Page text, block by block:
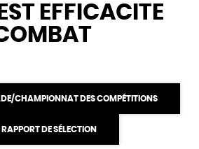
EFFICACITE
CHAMPIONNAT DES COMPÉTITIONS
RAPPORT DE SÉLECTION